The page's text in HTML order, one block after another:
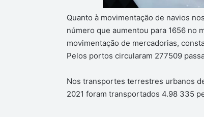
Quanto à movimentação de navios
número que aumentou para 1656 no
movimentação de mercadorias,
Pelos portos circularam 277509
Nos transportes terrestres urbanos
2021 foram transportados 4.98 335